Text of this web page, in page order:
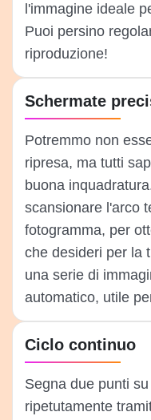
l'immagine ideale
Puoi persino
riproduzione!
Schermate
Potremmo non
ripresa, ma tutti
buona
scansionare l'arco
fotogramma, per
che desideri per la
una serie di
automatico, utile
Ciclo continuo
Segna due punti
ripetutamente